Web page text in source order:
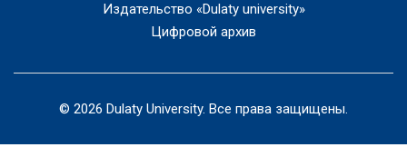
Издательство «Dulaty university»
Цифровой архив
© 2026 Dulaty University. Все права защищены.